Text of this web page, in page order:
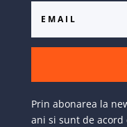
Prin abonarea la
ani si sunt de acord